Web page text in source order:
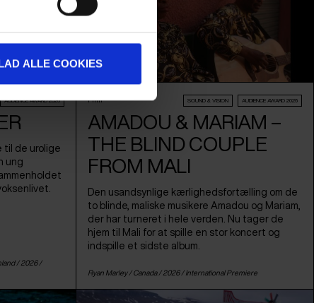
ALLE COOKIES
AUDIENCE AWARD 2026
til de urolige
ung
/ 2026 /
Film SOUND & VISION AUDIENCE AWARD 2026
AMADOU & MARIAM –
THE BLIND COUPLE
FROM MALI
Den usandsynlige kærlighedsfortælling om de
to blinde, maliske musikere Amadou og Mariam,
der har turneret i hele verden. Nu tager de
hjem til Mali for at spille en stor koncert og
indspille et sidste album.
Ryan Marley / Canada/ 2026 / International Premiere